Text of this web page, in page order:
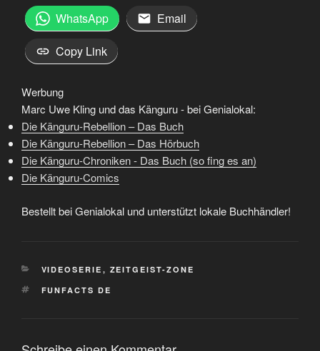
WhatsApp
Email
Copy Link
Werbung
Marc Uwe Kling und das Känguru - bei Genialokal:
Die Känguru-Rebellion – Das Buch
Die Känguru-Rebellion – Das Hörbuch
Die Känguru-Chroniken - Das Buch (so fing es an)
Die Känguru-Comics
Bestellt bei Genialokal und unterstützt lokale Buchhändler!
KATEGORIEN
VIDEOSERIE , ZEITGEIST-ZONE
SCHLAGWÖRTER
FUNFACTS DE